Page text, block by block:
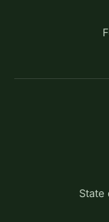
State